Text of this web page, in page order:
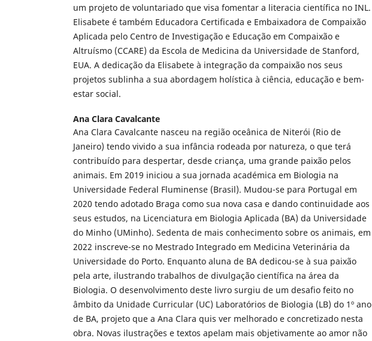
um projeto de voluntariado que visa fomentar a literacia científica no INL.
Elisabete é também Educadora Certificada e Embaixadora de Compaixão
Aplicada pelo Centro de Investigação e Educação em Compaixão e
Altruísmo (CCARE) da Escola de Medicina da Universidade de Stanford,
EUA. A dedicação da Elisabete à integração da compaixão nos seus
projetos sublinha a sua abordagem holística à ciência, educação e bem-
estar social.
Ana Clara Cavalcante
Ana Clara Cavalcante nasceu na região oceânica de Niterói (Rio de
Janeiro) tendo vivido a sua infância rodeada por natureza, o que terá
contribuído para despertar, desde criança, uma grande paixão pelos
animais. Em 2019 iniciou a sua jornada académica em Biologia na
Universidade Federal Fluminense (Brasil). Mudou-se para Portugal em
2020 tendo adotado Braga como sua nova casa e dando continuidade aos
seus estudos, na Licenciatura em Biologia Aplicada (BA) da Universidade
do Minho (UMinho). Sedenta de mais conhecimento sobre os animais, em
2022 inscreve-se no Mestrado Integrado em Medicina Veterinária da
Universidade do Porto. Enquanto aluna de BA dedicou-se à sua paixão
pela arte, ilustrando trabalhos de divulgação científica na área da
Biologia. O desenvolvimento deste livro surgiu de um desafio feito no
âmbito da Unidade Curricular (UC) Laboratórios de Biologia (LB) do 1º ano
de BA, projeto que a Ana Clara quis ver melhorado e concretizado nesta
obra. Novas ilustrações e textos apelam mais objetivamente ao amor não